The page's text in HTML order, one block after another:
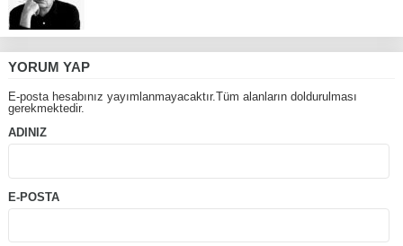
YORUM YAP
E-posta hesabınız yayımlanmayacaktır.Tüm alanların doldurulması
gerekmektedir.
ADINIZ
E-POSTA